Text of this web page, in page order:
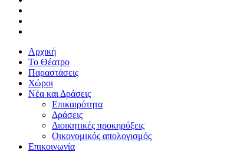
Αρχική
Το Θέατρο
Παραστάσεις
Χώροι
Νέα και Δράσεις
Επικαιρότητα
Δράσεις
Διοικητικές προκηρύξεις
Οικονομικός απολογισμός
Επικοινωνία